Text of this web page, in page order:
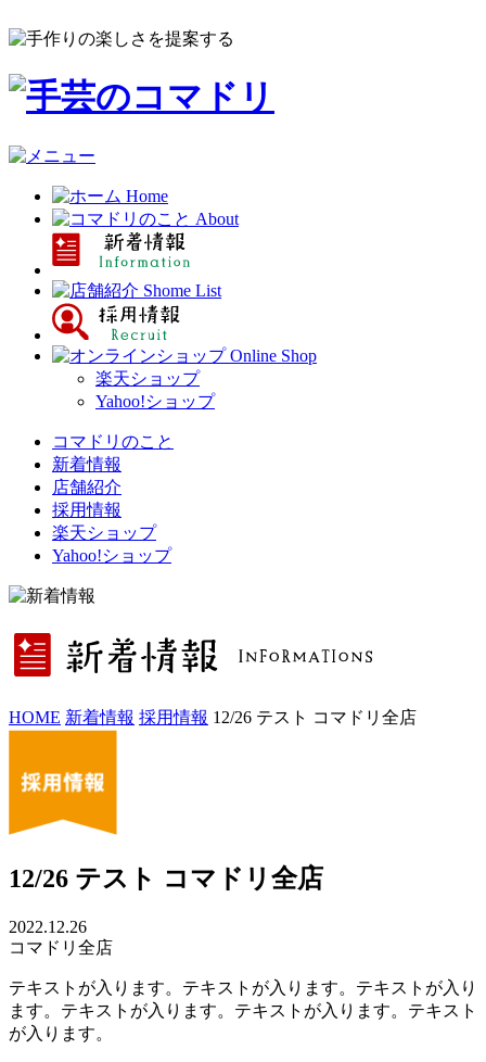
楽天ショップ
Yahoo!ショップ
コマドリのこと
新着情報
店舗紹介
採用情報
楽天ショップ
Yahoo!ショップ
HOME 新着情報 採用情報 12/26 テスト コマドリ全店
12/26 テスト コマドリ全店
2022.12.26
コマドリ全店
テキストが入ります。テキストが入ります。テキストが入り
ます。テキストが入ります。テキストが入ります。テキスト
が入ります。